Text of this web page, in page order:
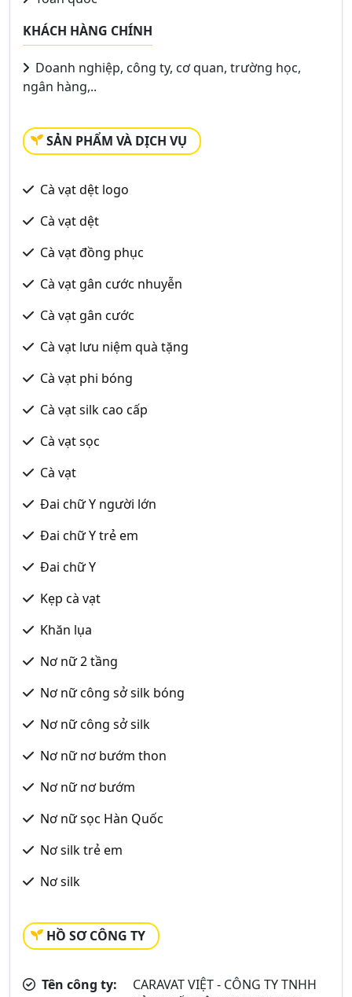
KHÁCH HÀNG CHÍNH
Doanh nghiệp, công ty, cơ quan, trường học,
ngân hàng,..
SẢN PHẨM VÀ DỊCH VỤ
Cà vạt dệt logo
Cà vạt dệt
Cà vạt đồng phục
Cà vạt gân cước nhuyễn
Cà vạt gân cước
Cà vạt lưu niệm quà tặng
Cà vạt phi bóng
Cà vạt silk cao cấp
Cà vạt sọc
Cà vạt
Đai chữ Y người lớn
Đai chữ Y trẻ em
Đai chữ Y
Kẹp cà vạt
Khăn lụa
Nơ nữ 2 tầng
Nơ nữ công sở silk bóng
Nơ nữ công sở silk
Nơ nữ nơ bướm thon
Nơ nữ nơ bướm
Nơ nữ sọc Hàn Quốc
Nơ silk trẻ em
Nơ silk
HỒ SƠ CÔNG TY
Tên công ty:
CARAVAT VIỆT - CÔNG TY TNHH